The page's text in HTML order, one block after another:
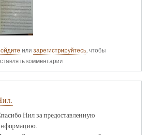
или зарегистрируйтесь, чтобы
комментарии
Нил за предоставленную